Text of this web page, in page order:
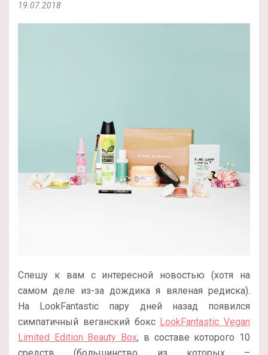
19.07.2018
Спешу к вам с интересной новостью (хотя на
самом деле из-за дождика я вяленая редиска).
На LookFantastic пару дней назад появился
симпатичный веганский бокс LookFantastic Vegan
Limited Edition Beauty Box, в составе которого 10